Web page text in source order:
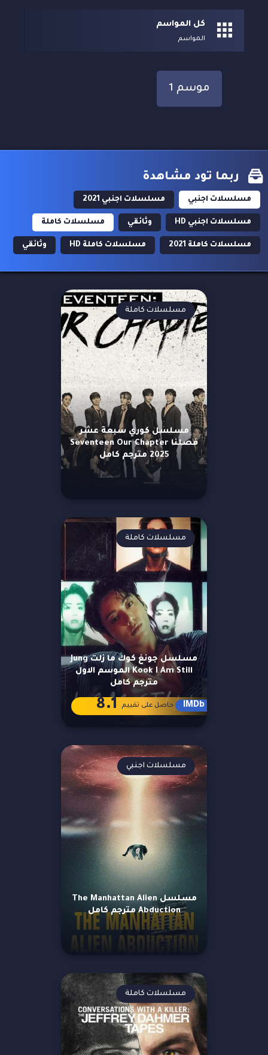
كل المواسم
المواسم
موسم 1
ربما تود مشاهدة
مسلسلات اجنبي مسلسلات اجنبي 2021
مسلسلات اجنبي HD وثائقي مسلسلات كاملة
مسلسلات كاملة 2021 مسلسلات كاملة HD وثائقي
مسلسل كوري سبعة عشر
فصلنا Seventeen Our Chapter
2025 مترجم كامل
مسلسلات كاملة
مسلسل جونغ كوك ما زلت Jung
Kook I Am Still الموسم الاول
مترجم كامل
مسلسلات كاملة
IMDb حاصل على تقييم 8.1
مسلسل The Manhattan Alien
Abduction مترجم كامل
مسلسلات اجنبي
مسلسلات كاملة